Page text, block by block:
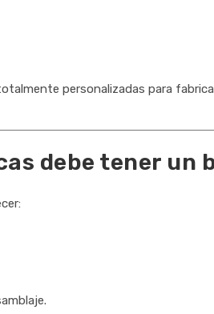
personalizadas para
debe tener un